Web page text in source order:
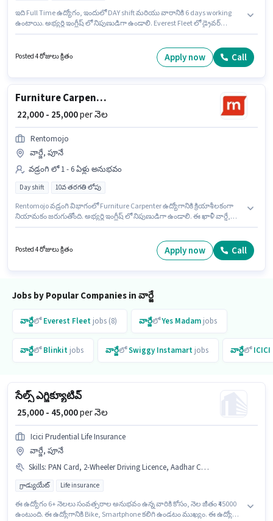
ఇది Full Time ఉద్యోగం, ఇందులో DAY shift మరియు వారానికి 6 days working
ఉంటాయి. అభ్యర్థి ఇంగ్లీష్ లో నిపుణుడిగా ఉండాలి. Everest Fleet లో డ్రైవర్
చేయవచ్చు. ఈ ఉద్యోగం వార్జే, పూనే లో ఉంది.
Posted 4 రోజులు క్రితం Apply now Call
Furniture Carpenter
₹ 22,000 - 25,000per నెల
Rentomojo
వార్జే, పూనే
వడ్రంగి లో 1 - 6 ఏళ్లు అనుభవం
Day shift 10వ తరగతి లోపు
Rentomojo వడ్రంగి విభాగంలో Furniture Carpenter ఉద్యోగానికి క్రియాశీలకంగా
నియామకం జరుగుతోంది. అభ్యర్థి ఇంగ్లీష్ లో నిపుణుడిగా ఉండాలి. ఈ ఖాళీ వార్జే,
సంవత్సరాల అనుభవం ఉన్న వారికి కోసం, నెల జీతం ₹25000 ఉంటుంది.
Posted 4 రోజులు క్రితం Apply now Call
Jobs by Popular Companies in వార్జే
వార్జేలోEverest Fleet jobs (8) వార్జేలోYes Madam jobs
వార్జేలోBlinkit jobs వార్జేలోSwiggy Instamart jobs వార్జేలో
సేల్స్ ఎగ్జిక్యూటివ్
₹ 25,000 - 45,000per నెల
Icici Prudential Life Insurance
వార్జే, పూనే
Skills: PAN Card, 2-Wheeler Driving Licence, Aadhar Card, Bike, Product Demo, Bank Account, Smartphone, Area Knowledge, Wiring, Lead Generation
గ్రాడ్యుయేట్ Life insurance
ఈ ఉద్యోగం 6+ నెలలు సంవత్సరాల అనుభవం ఉన్న వారికి కోసం, నెల జీతం ₹45000
ఉంటుంది. ఈ ఉద్యోగానికి Bike, Smartphone కలిగి ఉండటం ముఖ్యం. ఈ ఉద్యోగం